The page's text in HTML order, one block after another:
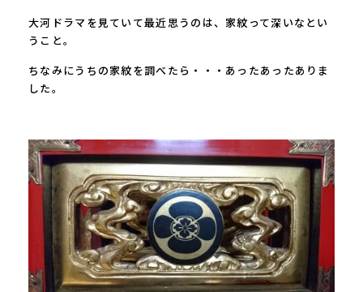
大河ドラマを見ていて最近思うのは、家紋って深いなとい
うこと。
ちなみにうちの家紋を調べたら・・・あったあったありま
した。